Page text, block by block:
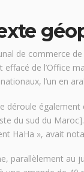
de commerce
effacé de l’Office
l’un en
déroule
du sud du
HaHa », avait
parallèlement au